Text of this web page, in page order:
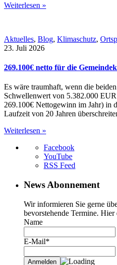
Weiterlesen »
Aktuelles, Blog, Klimaschutz,
23. Juli 2026
269.100€ netto für die
Es wäre traumhaft, wenn die
Schwellenwert von 5.382.000
269.100€ Nettogewinn im Jahr) in
Laufzeit von 20 Jahren
Weiterlesen »
Facebook
YouTube
RSS Feed
News Abonnement
Wir informieren Sie gerne
bevorstehende Termine. Hier
Name
E-Mail*